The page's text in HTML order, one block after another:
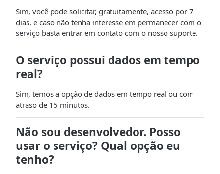
Sim, você pode solicitar, gratuitamente, acesso por 7
dias, e caso não tenha interesse em permanecer com o
serviço basta entrar em contato com o nosso suporte.
O serviço possui dados em tempo
real?
Sim, temos a opção de dados em tempo real ou com
atraso de 15 minutos.
Não sou desenvolvedor. Posso
usar o serviço? Qual opção eu
tenho?